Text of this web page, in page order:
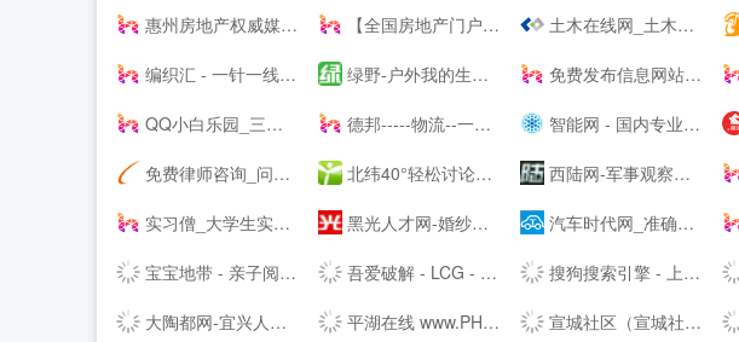
惠州房地产权威媒体-惠民之家房产网 【全国房地产门户|房地产网】-实播看房抢优惠-全国房天下 土木在线网_土木工程师专业技术交流资料下载
编织汇 - 一针一线织出无限可能！ 绿野-户外我的生活-绿野活动 免费发布信息网站大全_信息发布网站大全_B2B网站大全 - 壹佰导航网
QQ小白乐园_三岁资源网_技术导航_全网精品资源分享平台 德邦-----物流--一站式服务 智能网 - 国内专业的人工智能科技门户
免费律师咨询_问律师_律师咨询-法律快车--（Lawtime.cn） 北纬40°轻松讨论，严肃思考。 西陆网-军事观察室|军事记实|军事科技:军事--
实习僧_大学生实习、校招求职--站_实习_校园招聘丨萌想科技 黑光人才网-婚纱影楼招聘_儿童影楼招聘专业平台！ 汽车时代网_准确汽车报价,助您正确选车、买车、用车
宝宝地带 - 亲子阅读育儿交流网站社区 吾爱破解 - LCG - LSG|安卓破解|病毒分析|www.52pojie.cn 搜狗搜索引擎 - 上网从搜狗开始
大陶都网-宜兴人的-- 平湖在线 www.PH66.com | 生活_消费_信息专业媒体 | 平湖在线 平湖通 宣城社区（宣城社区论坛） - 记录这座小城的故事